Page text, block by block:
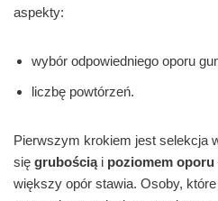
aspekty:
wybór odpowiedniego oporu
liczbę powtórzeń.
Pierwszym krokiem jest selekcja
się grubościąi poziomem oporu
większy opór stawia. Osoby,